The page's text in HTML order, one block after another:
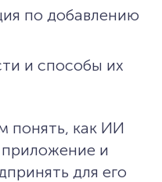
по добавлению
и способы их
понять, как ИИ
и
для его